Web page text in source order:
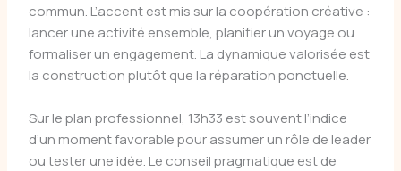
commun. L’accent est mis sur la coopération créative :
lancer une activité ensemble, planifier un voyage ou
formaliser un engagement. La dynamique valorisée est
la construction plutôt que la réparation ponctuelle.
Sur le plan professionnel, 13h33 est souvent l’indice
d’un moment favorable pour assumer un rôle de leader
ou tester une idée. Le conseil pragmatique est de